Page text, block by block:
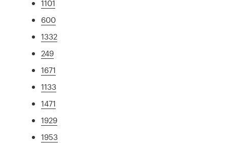
1101
600
1332
249
1671
1133
1471
1929
1953